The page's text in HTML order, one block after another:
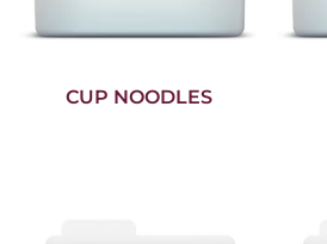
CUP NOODLES